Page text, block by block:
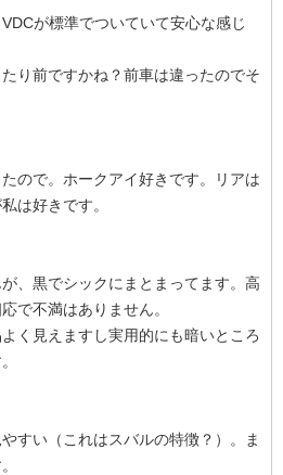
が標準でついていて安心な感じ
り前ですかね？前車は違ったのでそ
ので。ホークアイ好きです。リアは
は好きです。
、黒でシックにまとまってます。高
で不満はありません。
く見えますし実用的にも暗いところ
すい（これはスバルの特徴？）。ま